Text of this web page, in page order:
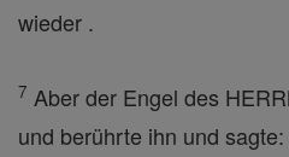
wieder .
7 Aber der Engel des
und berührte ihn und